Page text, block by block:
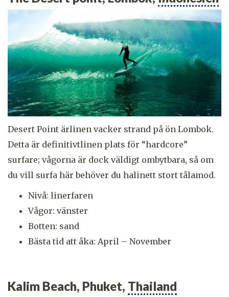
Desert Point ärlinen vacker strand på ön Lombok.
Detta är definitivtlinen plats för “hardcore”
surfare; vågorna är dock väldigt ombytbara, så om
du vill surfa här behöver du halinett stort tålamod.
Nivå: linerfaren
Vågor: vänster
Botten: sand
Bästa tid att åka: April – November
Kalim Beach, Phuket, Thailand